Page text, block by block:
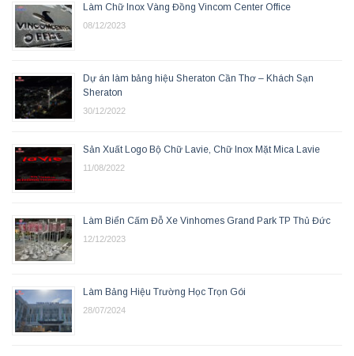
Làm Chữ Inox Vàng Đồng Vincom Center Office
08/12/2023
Dự án làm bảng hiệu Sheraton Cần Thơ – Khách Sạn
Sheraton
30/12/2022
Sản Xuất Logo Bộ Chữ Lavie, Chữ Inox Mặt Mica Lavie
11/08/2022
Làm Biển Cấm Đỗ Xe Vinhomes Grand Park TP Thủ Đức
12/12/2023
Làm Bảng Hiệu Trường Học Trọn Gói
28/07/2024